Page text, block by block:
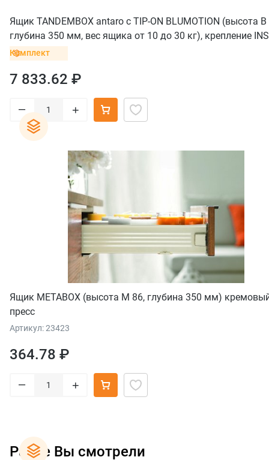
Ящик TANDEMBOX antaro с TIP-ON BLUMOTION (высота B
глубина 350 мм, вес ящика от 10 до 30 кг), крепление
черный
Комплект
7 833.62 ₽
– +
Ящик METABOX (высота М 86, глубина 350 мм)
пресс
Артикул: 23423
364.78 ₽
– +
Ранее Вы смотрели